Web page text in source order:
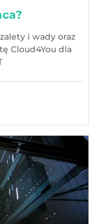
i wady oraz
Cloud4You dla